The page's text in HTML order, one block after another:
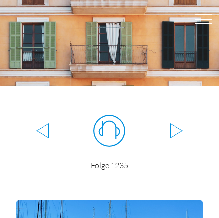
Folge 1235